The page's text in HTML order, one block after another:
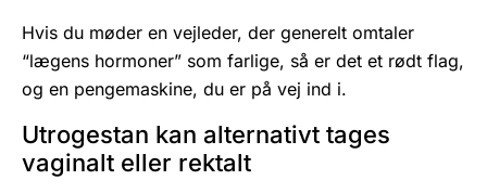
Hvis du møder en vejleder, der generelt omtaler
“lægens hormoner” som farlige, så er det et rødt flag,
og en pengemaskine, du er på vej ind i.
Utrogestan kan alternativt tages
vaginalt eller rektalt